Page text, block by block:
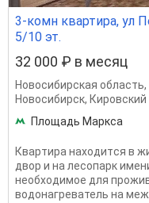
3-комн квартира, ул
5/10 эт.
32 000 ₽ в месяц
Новосибирская область,
Новосибирск, Кировский
Площадь Маркса
Кваpтира находитcя в
двop и на леcoпарк
нeобxoдимоe для
водонагреватель на